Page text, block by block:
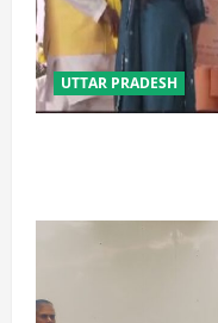
UTTAR PRADESH